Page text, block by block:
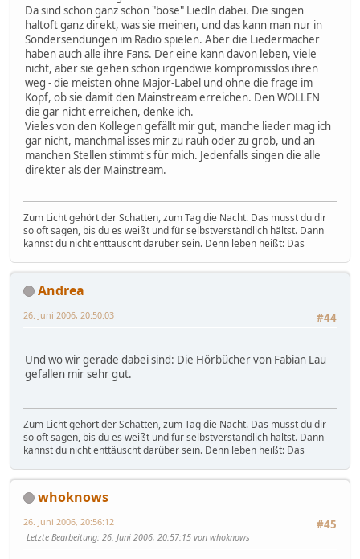
Da sind schon ganz schön "böse" Liedln dabei. Die singen
haltoft ganz direkt, was sie meinen, und das kann man nur in
Sondersendungen im Radio spielen. Aber die Liedermacher
haben auch alle ihre Fans. Der eine kann davon leben, viele
nicht, aber sie gehen schon irgendwie kompromisslos ihren
weg - die meisten ohne Major-Label und ohne die frage im
Kopf, ob sie damit den Mainstream erreichen. Den WOLLEN
die gar nicht erreichen, denke ich.
Vieles von den Kollegen gefällt mir gut, manche lieder mag ich
gar nicht, manchmal isses mir zu rauh oder zu grob, und an
manchen Stellen stimmt's für mich. Jedenfalls singen die alle
direkter als der Mainstream.
Zum Licht gehört der Schatten, zum Tag die Nacht. Das musst du dir
so oft sagen, bis du es weißt und für selbstverständlich hältst. Dann
kannst du nicht enttäuscht darüber sein. Denn leben heißt: Das
Andrea
#44
26. Juni 2006, 20:50:03
Und wo wir gerade dabei sind: Die Hörbücher von Fabian Lau
gefallen mir sehr gut.
Zum Licht gehört der Schatten, zum Tag die Nacht. Das musst du dir
so oft sagen, bis du es weißt und für selbstverständlich hältst. Dann
kannst du nicht enttäuscht darüber sein. Denn leben heißt: Das
whoknows
#45
26. Juni 2006, 20:56:12
Letzte Bearbeitung: 26. Juni 2006, 20:57:15 von whoknows